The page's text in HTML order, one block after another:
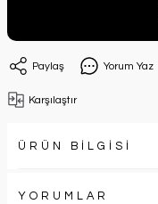
Paylaş Yorum Yaz
Karşılaştır
ÜRÜN BİLGİSİ
YORUMLAR